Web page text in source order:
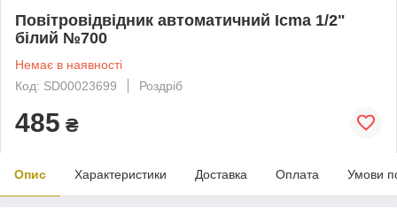
Повітровідвідник автоматичний Icma 1/2"
білий №700
Немає в наявності
Код: SD00023699
Роздріб
485 ₴
Опис Характеристики Доставка Оплата Умови